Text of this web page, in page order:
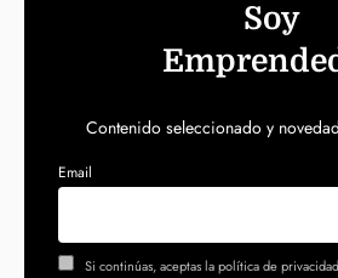
Soy
Contenido seleccionado y
Email
Si continúas, aceptas la política de privacidad